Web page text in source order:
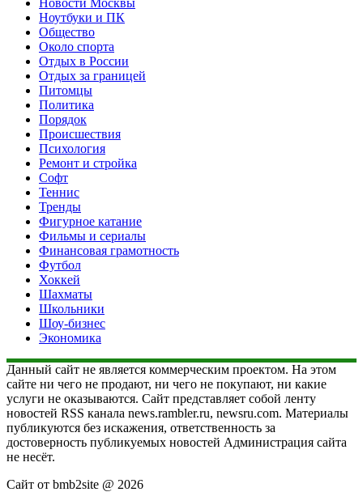
Новости Москвы
Ноутбуки и ПК
Общество
Около спорта
Отдых в России
Отдых за границей
Питомцы
Политика
Порядок
Происшествия
Психология
Ремонт и стройка
Софт
Теннис
Тренды
Фигурное катание
Фильмы и сериалы
Финансовая грамотность
Футбол
Хоккей
Шахматы
Школьники
Шоу-бизнес
Экономика
Данный сайт не является коммерческим проектом. На этом
сайте ни чего не продают, ни чего не покупают, ни какие
услуги не оказываются. Сайт представляет собой ленту
новостей RSS канала news.rambler.ru, newsru.com. Материалы
публикуются без искажения, ответственность за
достоверность публикуемых новостей Администрация сайта
не несёт.
Сайт от bmb2site @ 2026